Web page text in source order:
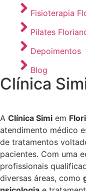
Fisioterapia
Pilates
Depoimentos
Blog
Clínica
A Clínica Simi em
atendimento médico
de tratamentos
pacientes. Com uma
profissionais
diversas áreas, como